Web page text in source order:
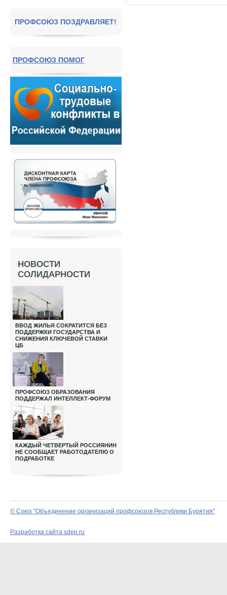
ПРОФСОЮЗ ПОЗДРАВЛЯЕТ!
ПРОФСОЮЗ ПОМОГ
НОВОСТИ
СОЛИДАРНОСТИ
ВВОД ЖИЛЬЯ СОКРАТИТСЯ БЕЗ
ПОДДЕРЖКИ ГОСУДАРСТВА И
СНИЖЕНИЯ КЛЮЧЕВОЙ СТАВКИ
ЦБ
ПРОФСОЮЗ ОБРАЗОВАНИЯ
ПОДДЕРЖАЛ ИНТЕЛЛЕКТ-ФОРУМ
КАЖДЫЙ ЧЕТВЕРТЫЙ РОССИЯНИН
НЕ СООБЩАЕТ РАБОТОДАТЕЛЮ О
ПОДРАБОТКЕ
© Союз "Объединение организаций профсоюзов Республики Бурятия"
Разработка сайта sdep.ru